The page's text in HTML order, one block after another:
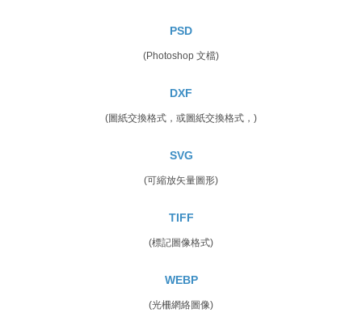
PSD
(Photoshop 文檔)
DXF
(圖紙交換格式，或圖紙交換格式，)
SVG
(可縮放矢量圖形)
TIFF
(標記圖像格式)
WEBP
(光柵網絡圖像)